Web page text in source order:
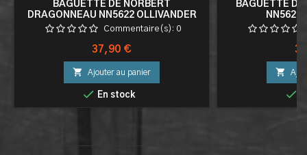
BAGUETTE DE NORBERT
DRAGONNEAU NN5622 OLLIVANDER
Commentaire(s): 0
Prix
37,90 €
 Ajouter au panier
 En stock
BAGUETTE DE
NN5628

